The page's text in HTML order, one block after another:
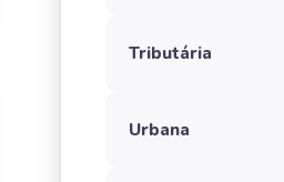
Tributária
Urbana